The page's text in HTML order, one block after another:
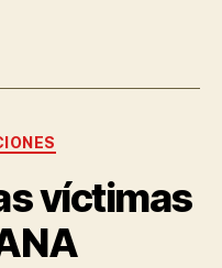
víctimas